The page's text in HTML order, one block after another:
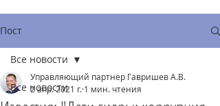
Пост
Все новости
Все новости
Управляющий партнер Гавришев А.В.
2 апр. 2021 г. 1 мин. чтения